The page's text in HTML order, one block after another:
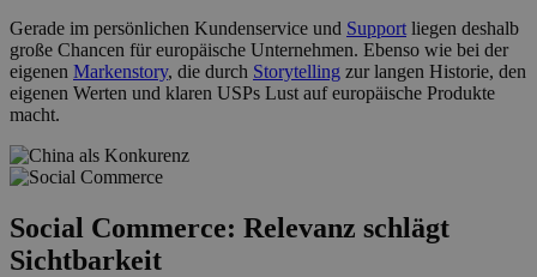
Gerade im persönlichen Kundenservice und Support liegen deshalb
große Chancen für europäische Unternehmen. Ebenso wie bei der
eigenen Markenstory, die durch Storytelling zur langen Historie, den
eigenen Werten und klaren USPs Lust auf europäische Produkte
macht.
Social Commerce: Relevanz schlägt
Sichtbarkeit